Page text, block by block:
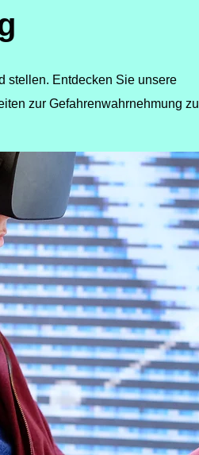
stellen. Entdecken Sie unsere
zur Gefahrenwahrnehmung zu